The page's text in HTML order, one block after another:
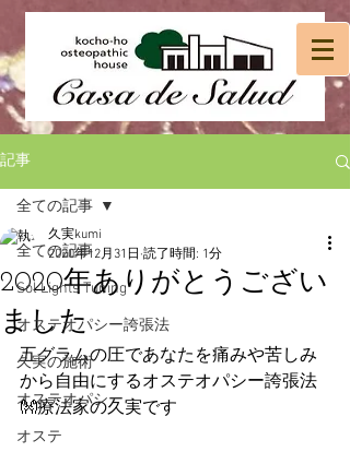
記事
全ての記事
Sol Lights Tuning
オステオパシー誇張法
久実の施術
オステオパシー
オステ
全ての記事
2020年ありがとうござい
ました
久実kumi
2020年12月31日 読了時間: 1分
五グラムの圧であなたを痛みや苦しみ
から自由にするオステオパシー誇張法
👐療法家の久実です